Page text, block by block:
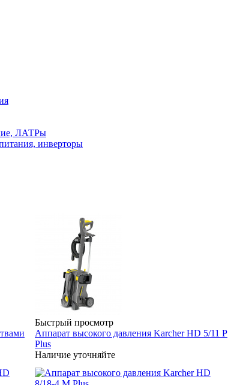
ЛАТРы
инверторы
Быстрый просмотр
Аппарат высокого давления Karcher HD 5/11 P
Plus
Наличие уточняйте